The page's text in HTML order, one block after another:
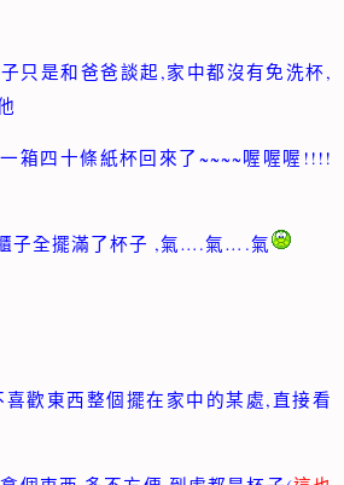
只是和爸爸談起 ,家中都沒有免洗杯 ,
箱四十條紙杯回來了 ~~~~喔喔喔 !!!!
子全擺滿了杯子 ,氣….氣….氣
喜歡東西整個擺在家中的某處, 直接看